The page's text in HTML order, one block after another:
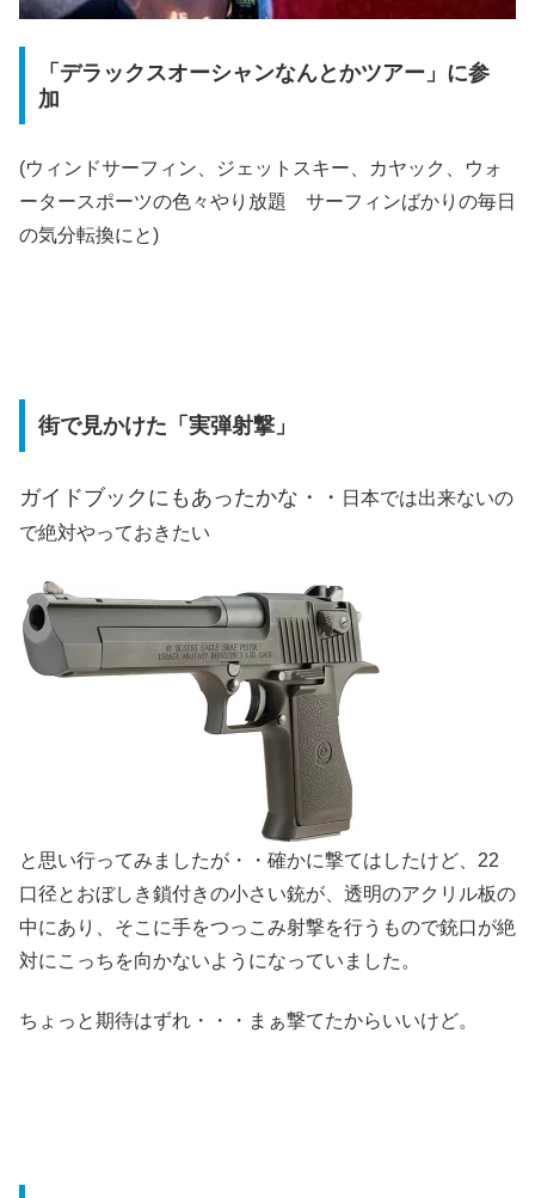
「デラックスオーシャンなんとかツアー」に参
加
(ウィンドサーフィン、ジェットスキー、カヤック、ウォ
ータースポーツの色々やり放題 サーフィンばかりの毎日
の気分転換にと)
街で見かけた「実弾射撃」
ガイドブックにもあったかな・・ 日本では出来ないの
で絶対やっておきたい
と思い行ってみましたが・・確かに撃てはしたけど、22
口径とおぼしき鎖付きの小さい銃が、透明のアクリル板の
中にあり、そこに手をつっこみ射撃を行うもので銃口が絶
対にこっちを向かないようになっていました。
ちょっと期待はずれ・・・まぁ撃てたからいいけど。